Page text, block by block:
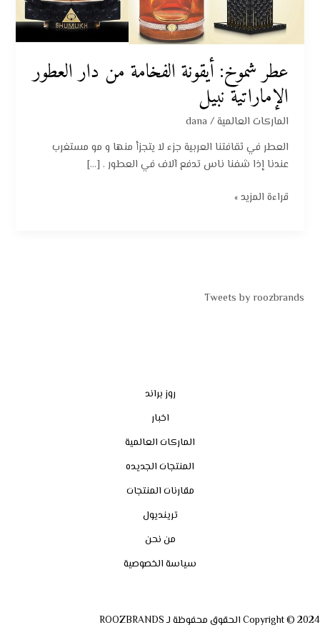
عطر شموخ: أيقونة الفخامة من دار العطور
الإماراتية نبيل
الماركات العالمية/
dana
العطر في ثقافتنا العربية جزء لا يتجزأ منها و مو مستغرب
عندنا إذا شفنا ناس تدفع آلاف في العطور . […]
الإماراتية
نبيل
قراءة المزيد »
Tweets by roozbrands
روز براند
اخبار
الماركات العالمية
المنتجات الجديده
مقارنات المنتجات
ترينديول
من نحن
سياسة الخصوصية
Copyright © 2024 الحقوق محفوظة لـ ROOZBRANDS